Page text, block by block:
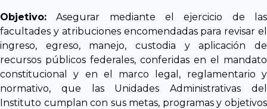
Objetivo: Asegurar mediante el ejercicio de las
facultades y atribuciones encomendadas para revisar el
ingreso, egreso, manejo, custodia y aplicación de
recursos públicos federales, conferidas en el mandato
constitucional y en el marco legal, reglamentario y
normativo, que las Unidades Administrativas del
Instituto cumplan con sus metas, programas y objetivos